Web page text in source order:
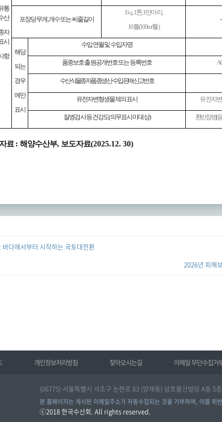
통
산
자
시
항
포장당 무게,개수 또는 씨줄길이
1㎏, 1톤, 1만마리,
10틀(100m/틀)
-
해당
되는
경우
에만
표시
수입 연월 및 수입자명
품종보호 출원공개번호 또는 등록번호
수산식물종자 품종 생산·수입 판매 신고번호
유전자변형생물체의 표시 유전자
질병검사 등 건강도(의무표시 미대상) 흰반점병(
료 : 해양수산부, 보도자료(2025.12. 30)
바다에서부터 시작하는 국토대전환
2026년 피해
개인정보처리방침 찾아오시는길 이메일 무단수집거
(06775) 서울특별시 서초구 논현로 83 (양재동) 삼호물산빌딩 A동 5
본 홈페이지는 게시된 이메일주소가 자동수집되는 것을 거부하며, 이를
ⓒ2018한국수산회. All rights reserved.